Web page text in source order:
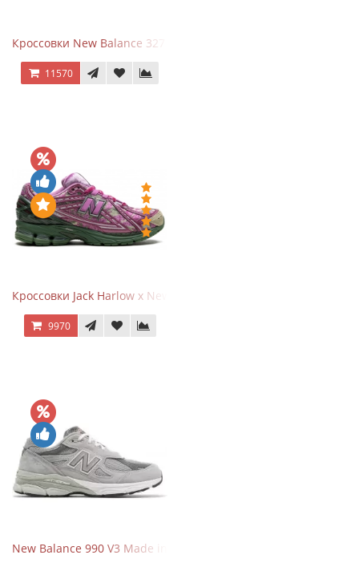
Кроссовки New Balance 327 Beige Pink
11570
Кроссовки Jack Harlow x New Balance 1906r Kentucky Derby
9970
New Balance 990 V3 Made in USA Grey